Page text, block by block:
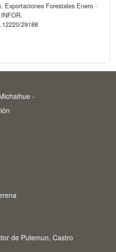
Exportaciones Forestales Enero -
29188
-
de Putemun, Castro